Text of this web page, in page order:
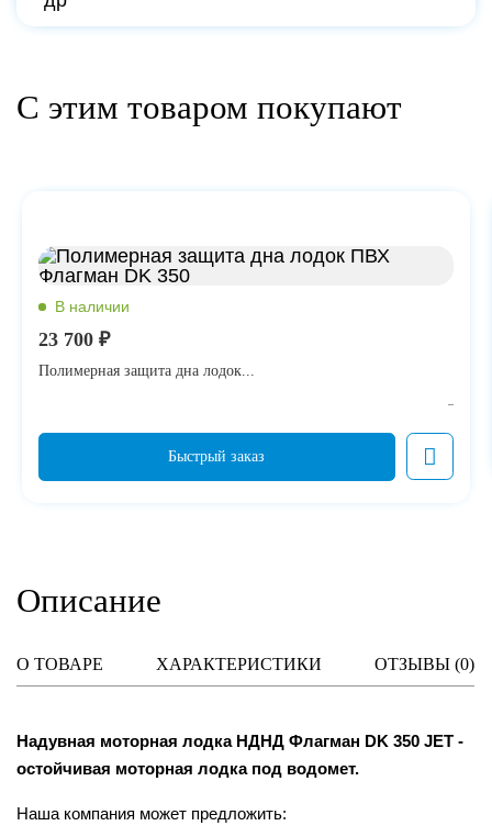
С этим товаром покупают
23 700 ₽
Полимерная защита дна лодок...
Описание
О ТОВАРЕ ХАРАКТЕРИСТИКИ ОТЗЫВЫ (0)
Надувная моторная лодка НДНД Флагман DK 350 JET -
остойчивая моторная лодка под водомет.
Наша компания может предложить: